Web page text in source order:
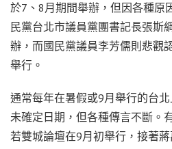
於7、8月期間舉辦，但因各種原
民黨台北市議員黨團書記長張斯
辦，而國民黨議員李芳儒則悲觀
舉行。
通常每年在暑假或9月舉行的台
未確定日期，但各種傳言不斷。
若雙城論壇在9月初舉行，接著